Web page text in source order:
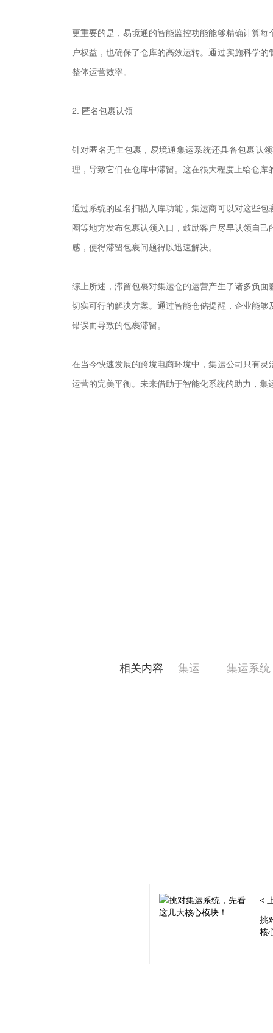
更重要的是，易境通的智能监控功能能够精确计算
户权益，也确保了仓库的高效运转。通过实施科学
整体运营效率。
2. 匿名包裹认领
针对匿名无主包裹，易境通集运系统还具备包裹认
理，导致它们在仓库中滞留。这在很大程度上给仓库
通过系统的匿名扫描入库功能，集运商可以对这些
圈等地方发布包裹认领入口，鼓励客户尽早认领自
感，使得滞留包裹问题得以迅速解决。
综上所述，滞留包裹对集运仓的运营产生了诸多负
切实可行的解决方案。通过智能仓储提醒，企业能
错误而导致的包裹滞留。
在当今快速发展的跨境电商环境中，集运公司只有
运营的完美平衡。未来借助于智能化系统的助力，
相关内容 集运 集运系统
<
挑
核